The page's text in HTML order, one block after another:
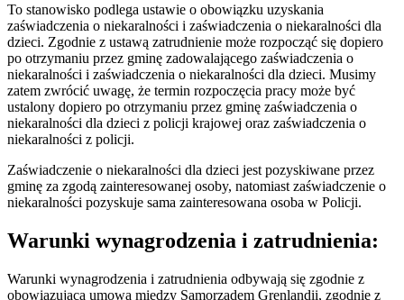
To stanowisko podlega ustawie o obowiązku uzyskania
zaświadczenia o niekaralności i zaświadczenia o niekaralności dla
dzieci. Zgodnie z ustawą zatrudnienie może rozpocząć się dopiero
po otrzymaniu przez gminę zadowalającego zaświadczenia o
niekaralności i zaświadczenia o niekaralności dla dzieci. Musimy
zatem zwrócić uwagę, że termin rozpoczęcia pracy może być
ustalony dopiero po otrzymaniu przez gminę zaświadczenia o
niekaralności dla dzieci z policji krajowej oraz zaświadczenia o
niekaralności z policji.
Zaświadczenie o niekaralności dla dzieci jest pozyskiwane przez
gminę za zgodą zainteresowanej osoby, natomiast zaświadczenie o
niekaralności pozyskuje sama zainteresowana osoba w Policji.
Warunki wynagrodzenia i zatrudnienia:
Warunki wynagrodzenia i zatrudnienia odbywają się zgodnie z
obowiązującą umową między Samorządem Grenlandii, zgodnie z